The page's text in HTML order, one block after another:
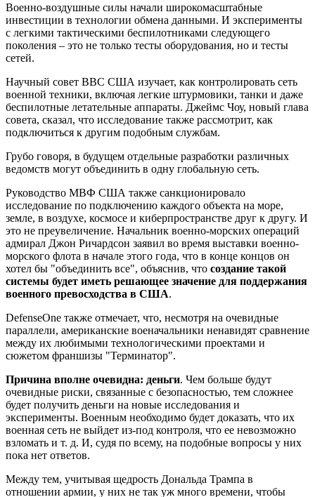
Военно-воздушные силы начали широкомасштабные
инвестиции в технологии обмена данными. И эксперименты
с легкими тактическими беспилотниками следующего
поколения – это не только тесты оборудования, но и тесты
сетей.
Научный совет ВВС США изучает, как контролировать сеть
военной техники, включая легкие штурмовики, танки и даже
беспилотные летательные аппараты. Джеймс Чоу, новый глава
совета, сказал, что исследование также рассмотрит, как
подключиться к другим подобным службам.
Грубо говоря, в будущем отдельные разработки различных
ведомств могут объединить в одну глобальную сеть.
Руководство МВФ США также санкционировало
исследование по подключению каждого объекта на море,
земле, в воздухе, космосе и киберпространстве друг к другу. И
это не преувеличение. Начальник военно-морских операций
адмирал Джон Ричардсон заявил во время выставки военно-
морского флота в начале этого года, что в конце концов он
хотел бы "объединить все", объяснив, что создание такой
системы будет иметь решающее значение для поддержания
военного превосходства в США.
DefenseOne также отмечает, что, несмотря на очевидные
параллели, американские военачальники ненавидят сравнение
между их любимыми технологическими проектами и
сюжетом франшизы "Терминатор".
Причина вполне очевидна: деньги. Чем больше будут
очевидные риски, связанные с безопасностью, тем сложнее
будет получить деньги на новые исследования и
эксперименты. Военным необходимо будет доказать, что их
военная сеть не выйдет из-под контроля, что ее невозможно
взломать и т. д. И, судя по всему, на подобные вопросы у них
пока нет ответов.
Между тем, учитывая щедрость Дональда Трампа в
отношении армии, у них не так уж много времени, чтобы